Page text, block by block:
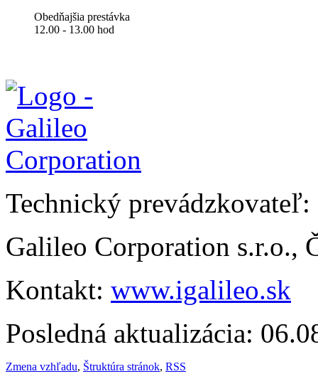
Obedňajšia prestávka
12.00 - 13.00 hod
Technický prevádzkovateľ:
Galileo Corporation s.r.o.,
Kontakt: www.igalileo.sk
Posledná aktualizácia:
Zmena vzhľadu, Štruktúra stránok, RSS